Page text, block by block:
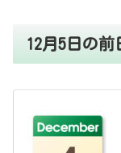
12月5日の